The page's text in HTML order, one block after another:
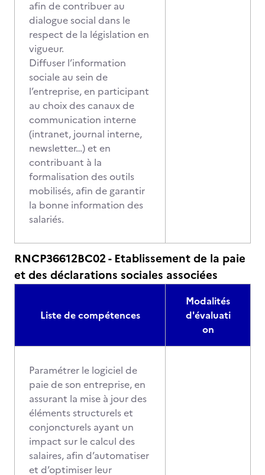
afin de contribuer au
dialogue social dans le
respect de la législation en
vigueur.
Diffuser l’information
sociale au sein de
l’entreprise, en participant
au choix des canaux de
communication interne
(intranet, journal interne,
newsletter…) et en
contribuant à la
formalisation des outils
mobilisés, afin de garantir
la bonne information des
salariés.
RNCP36612BC02 - Etablissement de la paie
et des déclarations sociales associées
Liste de compétences
Modalités
d'évaluati
on
Paramétrer le logiciel de
paie de son entreprise, en
assurant la mise à jour des
éléments structurels et
conjoncturels ayant un
impact sur le calcul des
salaires, afin d’automatiser
et d’optimiser leur